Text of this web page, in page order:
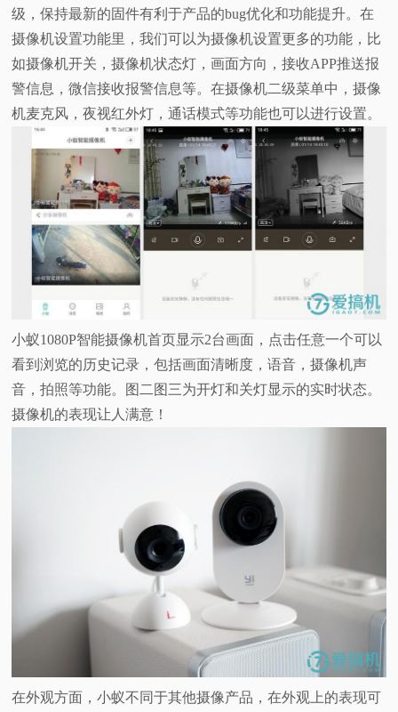
级，保持最新的固件有利于产品的bug优化和功能提升。在
摄像机设置功能里，我们可以为摄像机设置更多的功能，比
如摄像机开关，摄像机状态灯，画面方向，接收APP推送报
警信息，微信接收报警信息等。在摄像机二级菜单中，摄像
机麦克风，夜视红外灯，通话模式等功能也可以进行设置。
小蚁1080P智能摄像机首页显示2台画面，点击任意一个可以
看到浏览的历史记录，包括画面清晰度，语音，摄像机声
音，拍照等功能。图二图三为开灯和关灯显示的实时状态。
摄像机的表现让人满意！
在外观方面，小蚁不同于其他摄像产品，在外观上的表现可